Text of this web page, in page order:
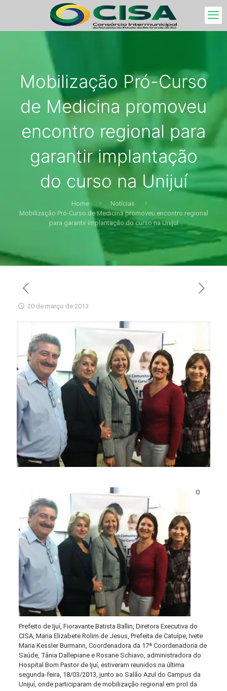
Mobilização Pró-Curso
de Medicina promoveu
encontro regional para
garantir implantação
do curso na Unijuí
Home
Notícias
Mobilização Pró-Curso de Medicina promoveu encontro regional
para garantir implantação do curso na Unijuí
20 de março de 2013
O
Prefeito de Ijuí, Fioravante Batista Ballin, Diretora Executiva do
CISA, Maria Elizabete Rolim de Jesus, Prefeita de Catuípe, Ivete
Maria Kessler Burmann, Coordenadora da 17ª Coordenadoria de
Saúde, Tânia Dallepiane e Rosane Schiavo, administradora do
Hospital Bom Pastor de Ijuí, estiveram reunidos na última
segunda-feira, 18/03/2013, junto ao Salão Azul do Campus da
Unijuí, onde participaram de mobilização regional em prol da